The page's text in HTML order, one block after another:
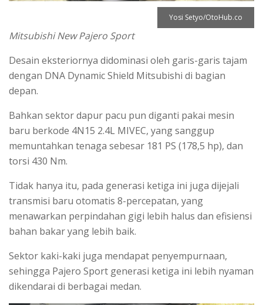
Yosi Setyo/OtoHub.co
Mitsubishi New Pajero Sport
Desain eksteriornya didominasi oleh garis-garis tajam
dengan DNA Dynamic Shield Mitsubishi di bagian
depan.
Bahkan sektor dapur pacu pun diganti pakai mesin
baru berkode 4N15 2.4L MIVEC, yang sanggup
memuntahkan tenaga sebesar 181 PS (178,5 hp), dan
torsi 430 Nm.
Tidak hanya itu, pada generasi ketiga ini juga dijejali
transmisi baru otomatis 8-percepatan, yang
menawarkan perpindahan gigi lebih halus dan efisiensi
bahan bakar yang lebih baik.
Sektor kaki-kaki juga mendapat penyempurnaan,
sehingga Pajero Sport generasi ketiga ini lebih nyaman
dikendarai di berbagai medan.